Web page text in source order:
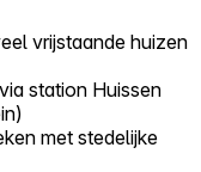
vrijstaande huizen
station Huissen
met stedelijke